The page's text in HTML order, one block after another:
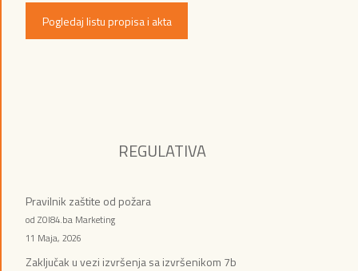
Pogledaj listu propisa i akta
REGULATIVA
Pravilnik zaštite od požara
od ZOI84.ba Marketing
11 Maja, 2026
Zaključak u vezi izvršenja sa izvršenikom 7b